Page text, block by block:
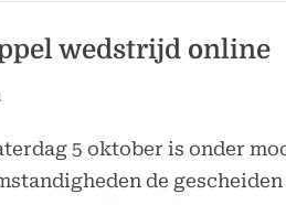
wedstrijd online
5 oktober is onder
de gescheiden